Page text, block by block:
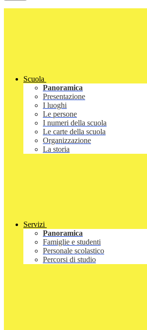
Scuola
Panoramica
Presentazione
I luoghi
Le persone
I numeri della scuola
Le carte della scuola
Organizzazione
La storia
Servizi
Panoramica
Famiglie e studenti
Personale scolastico
Percorsi di studio